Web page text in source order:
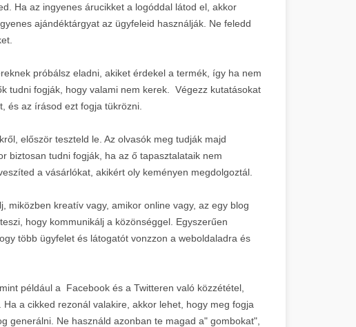
Ha az ingyenes árucikket a logóddal látod el, akkor
ajándéktárgyat az ügyfeleid használják. Ne feledd
próbálsz eladni, akiket érdekel a termék, így ha nem
tudni fogják, hogy valami nem kerek. Végezz kutatásokat
és az írásod ezt fogja tükrözni.
először teszteld le. Az olvasók meg tudják majd
biztosan tudni fogják, ha az ő tapasztalataik nem
a vásárlókat, akikért oly keményen megdolgoztál.
miközben kreatív vagy, amikor online vagy, az egy blog
hogy kommunikálj a közönséggel. Egyszerűen
több ügyfelet és látogatót vonzzon a weboldaladra és
például a Facebook és a Twitteren való közzététel,
a cikked rezonál valakire, akkor lehet, hogy meg fogja
generálni. Ne használd azonban te magad a" gombokat",